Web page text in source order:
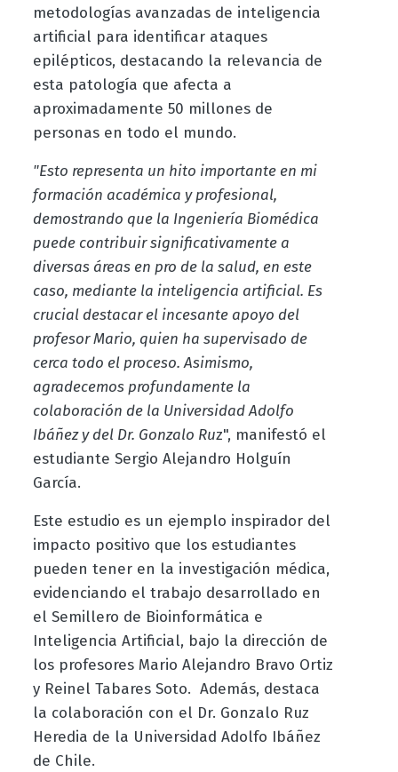
metodologías avanzadas de inteligencia
artificial para identificar ataques
epilépticos, destacando la relevancia de
esta patología que afecta a
aproximadamente 50 millones de
personas en todo el mundo.
"Esto representa un hito importante en mi
formación académica y profesional,
demostrando que la Ingeniería Biomédica
puede contribuir significativamente a
diversas áreas en pro de la salud, en este
caso, mediante la inteligencia artificial. Es
crucial destacar el incesante apoyo del
profesor Mario, quien ha supervisado de
cerca todo el proceso. Asimismo,
agradecemos profundamente la
colaboración de la Universidad Adolfo
Ibáñez y del Dr. Gonzalo Ruz", manifestó el
estudiante Sergio Alejandro Holguín
García.
Este estudio es un ejemplo inspirador del
impacto positivo que los estudiantes
pueden tener en la investigación médica,
evidenciando el trabajo desarrollado en
el Semillero de Bioinformática e
Inteligencia Artificial, bajo la dirección de
los profesores Mario Alejandro Bravo Ortiz
y Reinel Tabares Soto. Además, destaca
la colaboración con el Dr. Gonzalo Ruz
Heredia de la Universidad Adolfo Ibáñez
de Chile.